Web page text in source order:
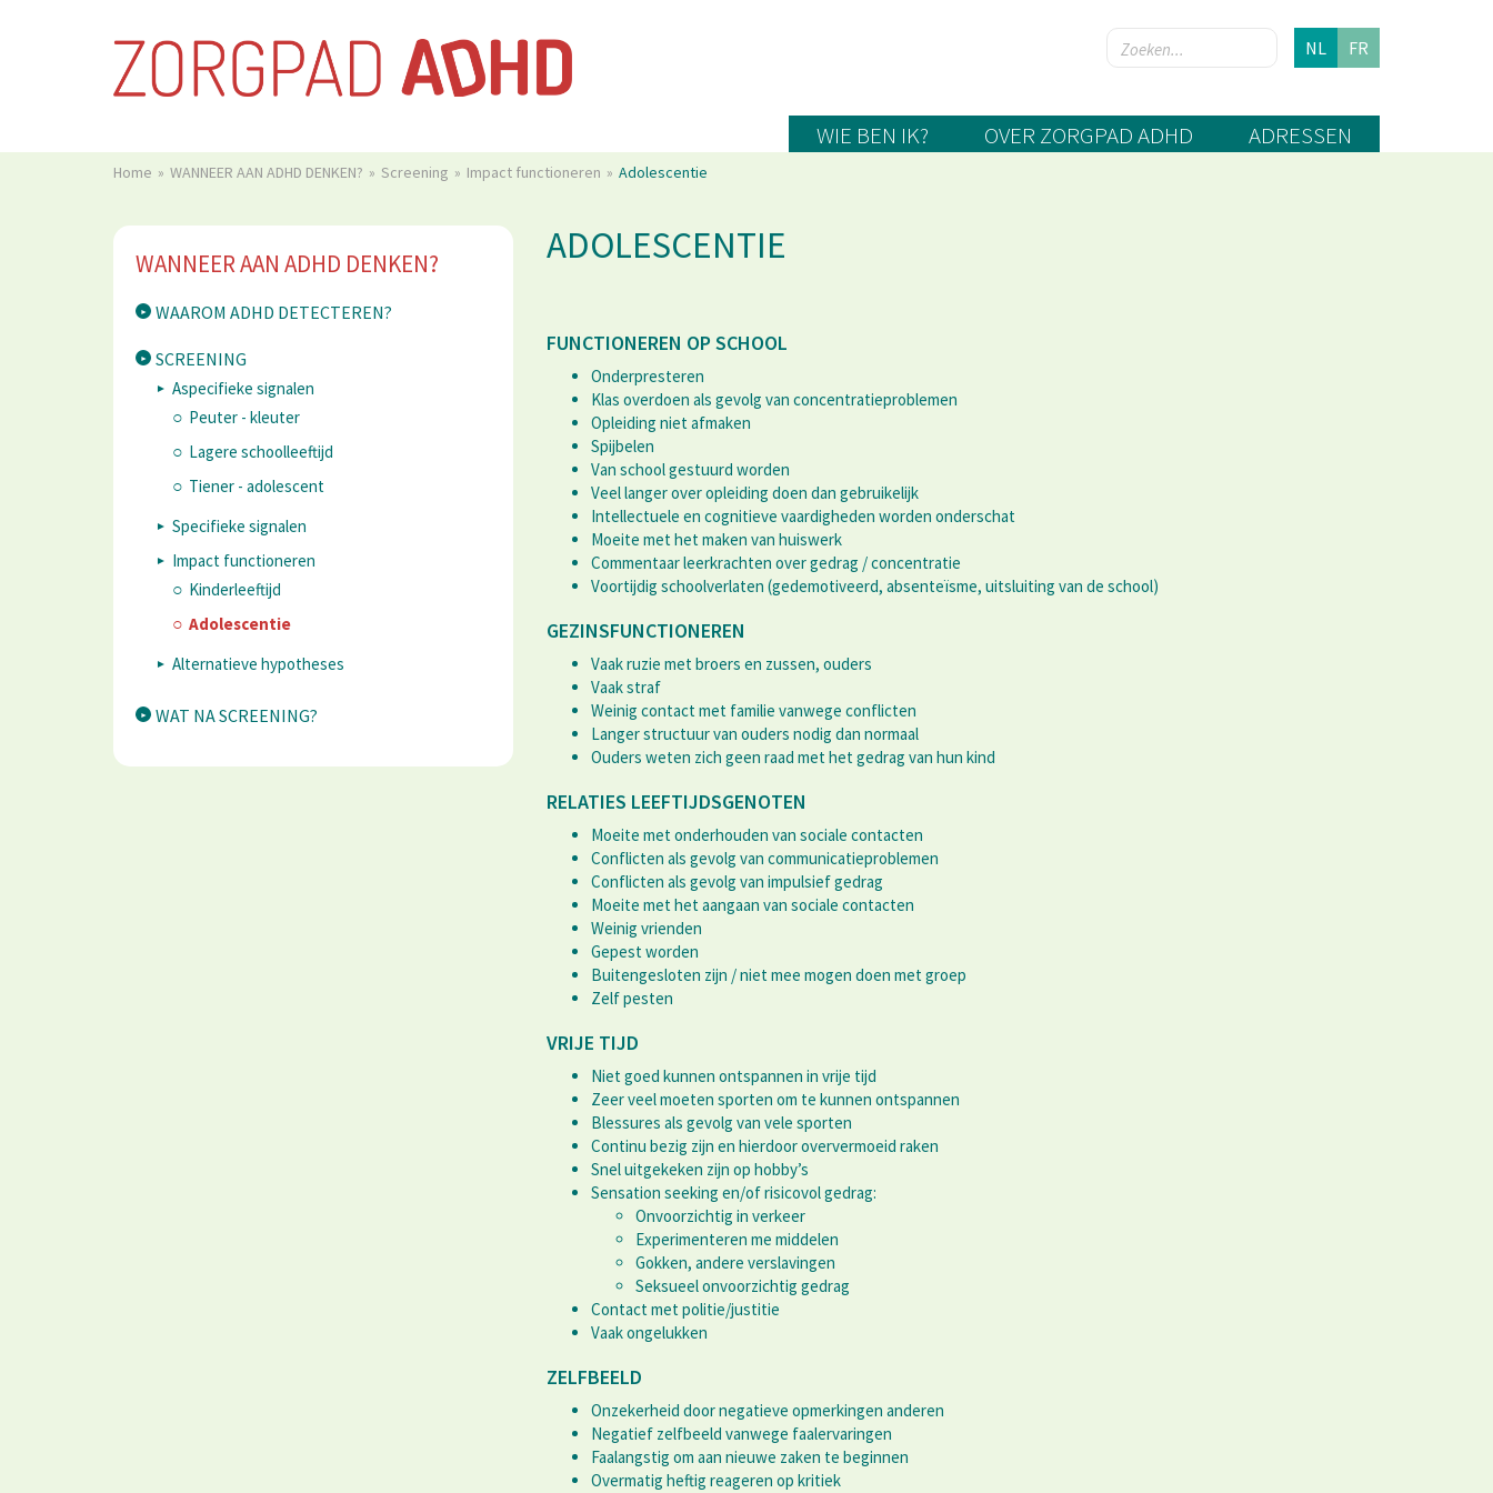
NL FR
WIE BEN IK? OVER ZORGPAD ADHD ADRESSEN
Home WANNEER AAN ADHD DENKEN? Screening Impact functioneren Adolescentie
WANNEER AAN ADHD DENKEN?
WAAROM ADHD DETECTEREN?
SCREENING
Aspecifieke signalen
Peuter - kleuter
Lagere schoolleeftijd
Tiener - adolescent
Specifieke signalen
Impact functioneren
Kinderleeftijd
Adolescentie
Alternatieve hypotheses
WAT NA SCREENING?
ADOLESCENTIE
FUNCTIONEREN OP SCHOOL
Onderpresteren
Klas overdoen als gevolg van concentratieproblemen
Opleiding niet afmaken
Spijbelen
Van school gestuurd worden
Veel langer over opleiding doen dan gebruikelijk
Intellectuele en cognitieve vaardigheden worden onderschat
Moeite met het maken van huiswerk
Commentaar leerkrachten over gedrag / concentratie
Voortijdig schoolverlaten (gedemotiveerd, absenteïsme, uitsluiting van de school)
GEZINSFUNCTIONEREN
Vaak ruzie met broers en zussen, ouders
Vaak straf
Weinig contact met familie vanwege conflicten
Langer structuur van ouders nodig dan normaal
Ouders weten zich geen raad met het gedrag van hun kind
RELATIES LEEFTIJDSGENOTEN
Moeite met onderhouden van sociale contacten
Conflicten als gevolg van communicatieproblemen
Conflicten als gevolg van impulsief gedrag
Moeite met het aangaan van sociale contacten
Weinig vrienden
Gepest worden
Buitengesloten zijn / niet mee mogen doen met groep
Zelf pesten
VRIJE TIJD
Niet goed kunnen ontspannen in vrije tijd
Zeer veel moeten sporten om te kunnen ontspannen
Blessures als gevolg van vele sporten
Continu bezig zijn en hierdoor oververmoeid raken
Snel uitgekeken zijn op hobby’s
Sensation seeking en/of risicovol gedrag:
Onvoorzichtig in verkeer
Experimenteren me middelen
Gokken, andere verslavingen
Seksueel onvoorzichtig gedrag
Contact met politie/justitie
Vaak ongelukken
ZELFBEELD
Onzekerheid door negatieve opmerkingen anderen
Negatief zelfbeeld vanwege faalervaringen
Faalangstig om aan nieuwe zaken te beginnen
Overmatig heftig reageren op kritiek